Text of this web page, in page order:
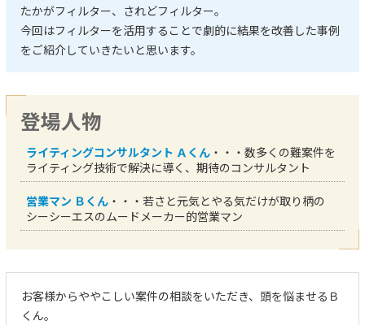
たかがフィルター、されどフィルター。
今回はフィルターを活用することで劇的に結果を改善した事例
をご紹介していきたいと思います。
登場人物
ライティングコンサルタント Ａくん ・・・数多くの難案件を
ライティング技術で解決に導く、期待のコンサルタント
営業マン Ｂくん ・・・若さと元気とやる気だけが取り柄の
シーシーエスのムードメーカー的営業マン
お客様からややこしい案件の相談をいただき、頭を悩ませるＢ
くん。